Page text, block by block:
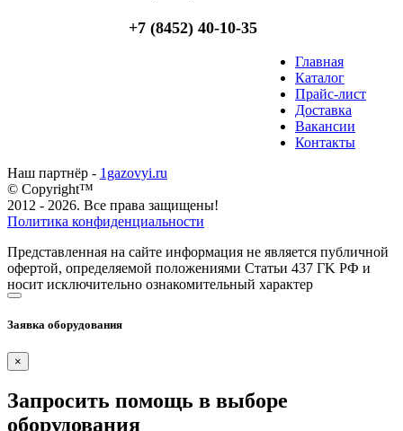
+7 (8452) 40-10-35
Главная
Каталог
Прайс-лист
Доставка
Вакансии
Контакты
Наш партнёр - 1gazovyi.ru
© Copyright™
2012 - 2026. Все права защищены!
Политика конфиденциальности
Представленная на сайте информация не является публичной
офертой, определяемой положениями Статьи 437 ГK РФ и
носит исключительно ознакомительный характер
Заявка оборудования
×
Запросить помощь в выборе
оборудования